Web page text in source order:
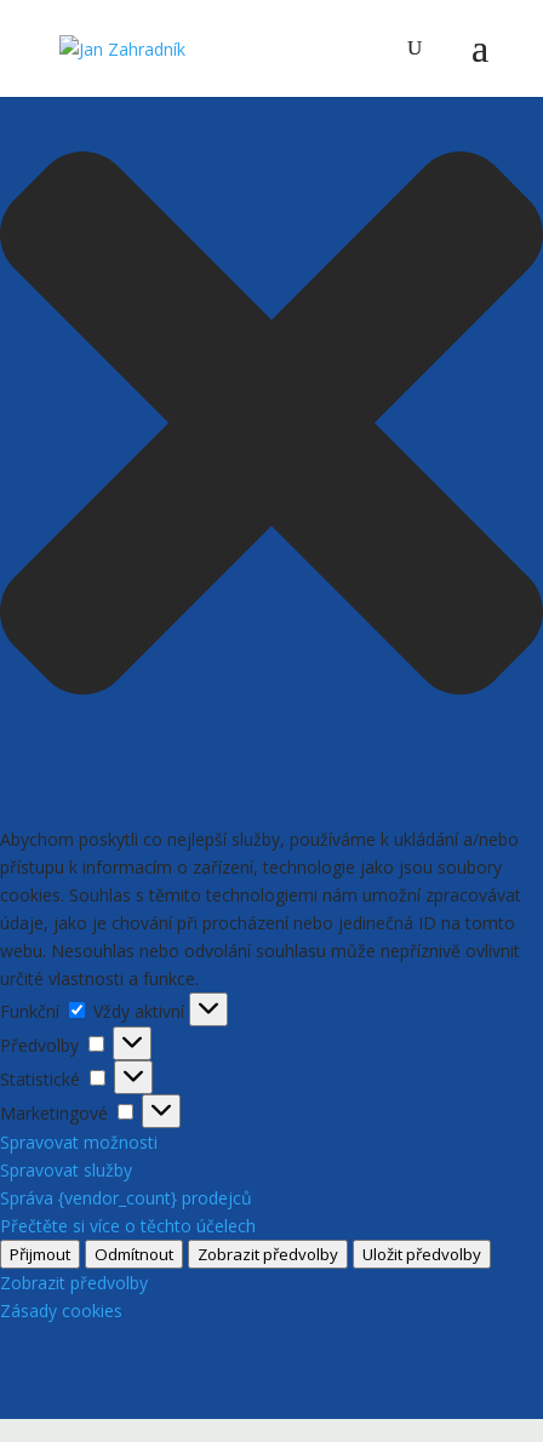
Abychom poskytli co nejlepší služby, používáme k ukládání a/nebo
přístupu k informacím o zařízení, technologie jako jsou soubory
cookies. Souhlas s těmito technologiemi nám umožní zpracovávat
údaje, jako je chování při procházení nebo jedinečná ID na tomto
webu. Nesouhlas nebo odvolání souhlasu může nepříznivě ovlivnit
určité vlastnosti a funkce.
Funkční
Funkční
Vždy aktivní
Předvolby
Předvolby
Statistické
Statistické
Marketingové
Marketingové
Spravovat možnosti
Spravovat služby
Správa {vendor_count} prodejců
Přečtěte si více o těchto účelech
Přijmout Odmítnout Zobrazit předvolby Uložit předvolby
Zobrazit předvolby
Zásady cookies